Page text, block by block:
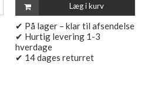
Læg i kurv
✔ På lager – klar til afsendelse
✔ Hurtig levering 1-3
hverdage
✔ 14 dages returret